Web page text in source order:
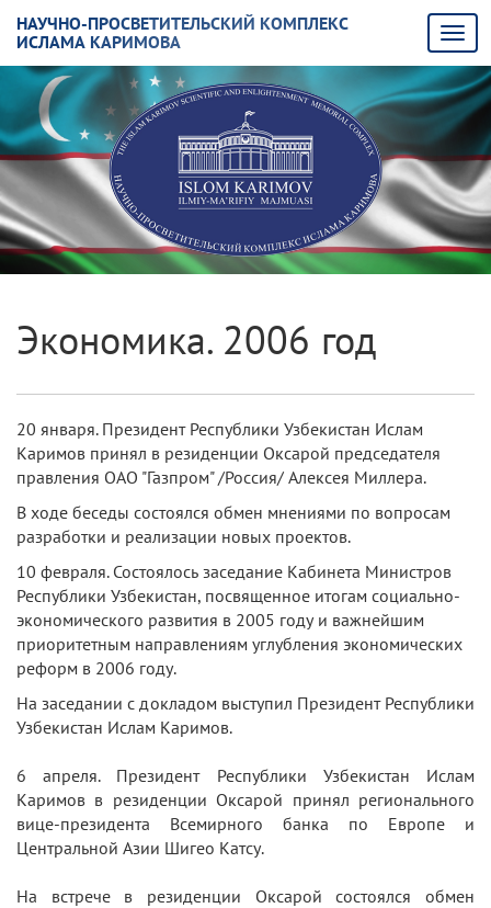
НАУЧНО-ПРОСВЕТИТЕЛЬСКИЙ КОМПЛЕКС
ИСЛАМА КАРИМОВА
Экономика. 2006 год
20 января. Президент Республики Узбекистан Ислам
Каримов принял в резиденции Оксарой председателя
правления ОАО "Газпром" /Россия/ Алексея Миллера.
В ходе беседы состоялся обмен мнениями по вопросам
разработки и реализации новых проектов.
10 февраля. Состоялось заседание Кабинета Министров
Республики Узбекистан, посвященное итогам социально-
экономического развития в 2005 году и важнейшим
приоритетным направлениям углубления экономических
реформ в 2006 году.
На заседании с докладом выступил Президент Республики
Узбекистан Ислам Каримов.
6 апреля. Президент Республики Узбекистан Ислам
Каримов в резиденции Оксарой принял регионального
вице-президента Всемирного банка по Европе и
Центральной Азии Шигео Катсу.
На встрече в резиденции Оксарой состоялся обмен